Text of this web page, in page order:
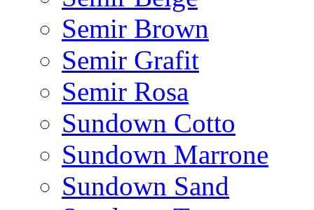
Semir Brown
Semir Grafit
Semir Rosa
Sundown Cotto
Sundown Marrone
Sundown Sand